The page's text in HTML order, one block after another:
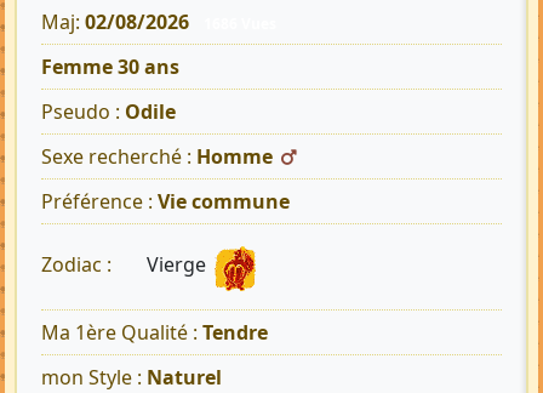
Maj: 02/08/2026
Femme 30 ans
Pseudo : Odile
Sexe recherché : Homme
Préférence : Vie commune
Zodiac : Vierge
Ma 1ère Qualité : Tendre
mon Style : Naturel